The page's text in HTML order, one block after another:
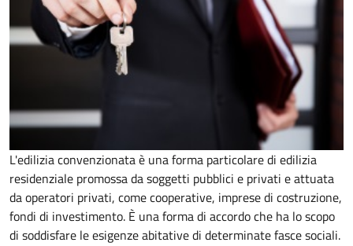
L'edilizia convenzionata è una forma particolare di edilizia
residenziale promossa da soggetti pubblici e privati e attuata
da operatori privati, come cooperative, imprese di costruzione,
fondi di investimento. È una forma di accordo che ha lo scopo
di soddisfare le esigenze abitative di determinate fasce sociali.